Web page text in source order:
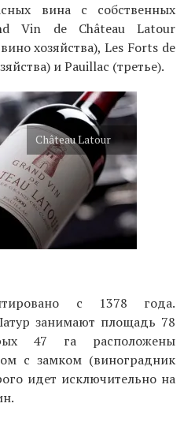
вина с собственных
Vin de Château Latour
хозяйства), Les Forts de
и Pauillac (третье).
Château Latour
с 1378 года.
занимают площадь 78
47 га расположены
с замком (виноградник
идет исключительно на